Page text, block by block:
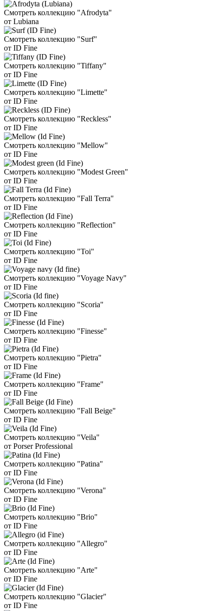
Смотреть коллекцию "Afrodyta"
от Lubiana
Смотреть коллекцию "Surf"
от ID Fine
Смотреть коллекцию "Tiffany"
от ID Fine
Смотреть коллекцию "Limette"
от ID Fine
Смотреть коллекцию "Reckless"
от ID Fine
Смотреть коллекцию "Mellow"
от ID Fine
Смотреть коллекцию "Modest Green"
от ID Fine
Смотреть коллекцию "Fall Terra"
от ID Fine
Смотреть коллекцию "Reflection"
от ID Fine
Смотреть коллекцию "Toi"
от ID Fine
Смотреть коллекцию "Voyage Navy"
от ID Fine
Смотреть коллекцию "Scoria"
от ID Fine
Смотреть коллекцию "Finesse"
от ID Fine
Смотреть коллекцию "Pietra"
от ID Fine
Смотреть коллекцию "Frame"
от ID Fine
Смотреть коллекцию "Fall Beige"
от ID Fine
Смотреть коллекцию "Veila"
от Porser Professional
Смотреть коллекцию "Patina"
от ID Fine
Смотреть коллекцию "Verona"
от ID Fine
Смотреть коллекцию "Brio"
от ID Fine
Смотреть коллекцию "Allegro"
от ID Fine
Смотреть коллекцию "Arte"
от ID Fine
Смотреть коллекцию "Glacier"
от ID Fine